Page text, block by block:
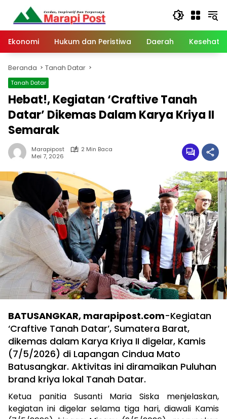
Langsung
konten
Ekonomi
Hukum dan Peristiwa Daerah
Beranda Tanah Datar
Tanah Datar
Hebat!, Kegiatan ‘Craftive Tanah
Datar’ Dikemas Dalam Karya Kriya II
Semarak
Marapipost
2 Min Baca
Mei 7, 2026
BATUSANGKAR, marapipost.com-Kegiatan
‘Craftive Tanah Datar’, Sumatera Barat,
dikemas dalam Karya Kriya II digelar, Kamis
(7/5/2026) di Lapangan Cindua Mato
Batusangkar. Aktivitas ini diramaikan Puluhan
brand kriya lokal Tanah Datar.
Ketua panitia Susanti Maria Siska menjelaskan,
kegiatan ini digelar selama tiga hari, diawali Kamis